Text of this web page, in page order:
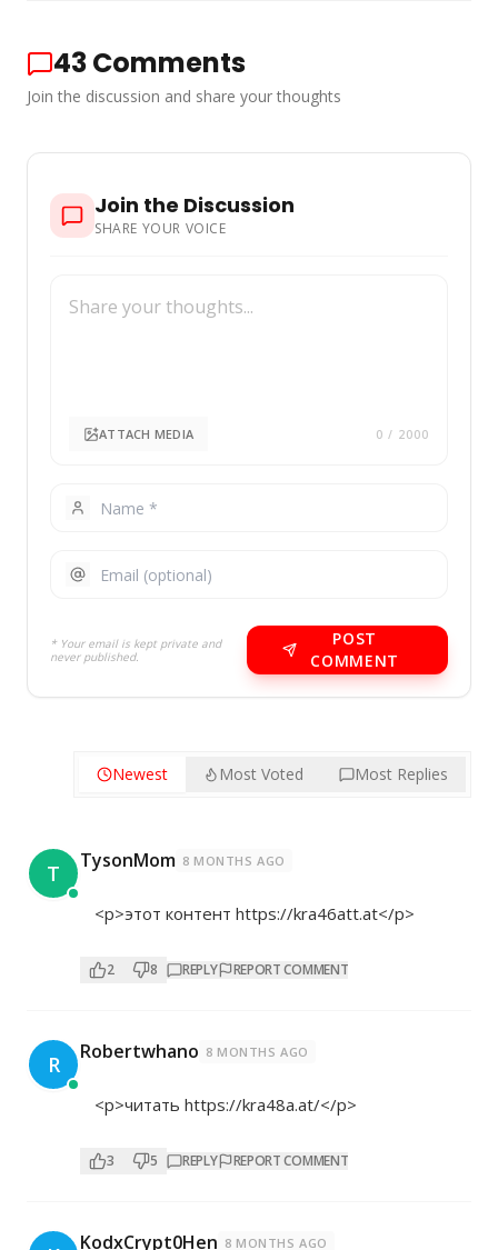
43Comments
Join the discussion and share your thoughts
Join the Discussion
SHARE YOUR VOICE
ATTACH MEDIA 0 / 2000
* Your email is kept private and
never published.
POST
COMMENT
Newest Most Voted Most Replies
T TysonMom 8 MONTHS AGO
<p>этот контент https://kra46att.at</p>
2 8 REPLY REPORT COMMENT
R Robertwhano 8 MONTHS AGO
<p>читать https://kra48a.at/</p>
3 5 REPLY REPORT COMMENT
KodxCrypt0Hen 8 MONTHS AGO